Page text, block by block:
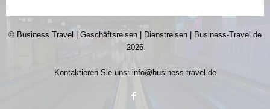
© Business Travel | Geschäftsreisen | Dienstreisen | Business-Travel.de
2026
Kontaktieren Sie uns: info@business-travel.de